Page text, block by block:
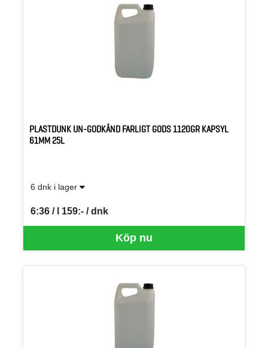
PLASTDUNK UN-GODKÄND FARLIGT GODS 1120GR KAPSYL
61MM 25L
6 dnk i lager
Köp nu
6:36 / l 159:- / dnk
SEK per DNK